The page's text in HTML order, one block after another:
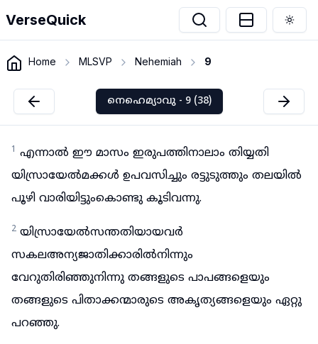
VerseQuick
Home MLSVP Nehemiah 9
നെഹെമ്യാവു - 9 (38)
1 എന്നാൽ ഈ മാസം ഇരുപത്തിനാലാം തിയ്യതി
യിസ്രായേൽമക്കൾ ഉപവസിച്ചും രട്ടുടുത്തും തലയിൽ
പൂഴി വാരിയിട്ടുംകൊണ്ടു കൂടിവന്നു.
2 യിസ്രായേൽസന്തതിയായവർ
സകലഅന്യജാതിക്കാരിൽനിന്നും
വേറുതിരിഞ്ഞുനിന്നു തങ്ങളുടെ പാപങ്ങളെയും
തങ്ങളുടെ പിതാക്കന്മാരുടെ അകൃത്യങ്ങളെയും ഏറ്റു
പറഞ്ഞു.